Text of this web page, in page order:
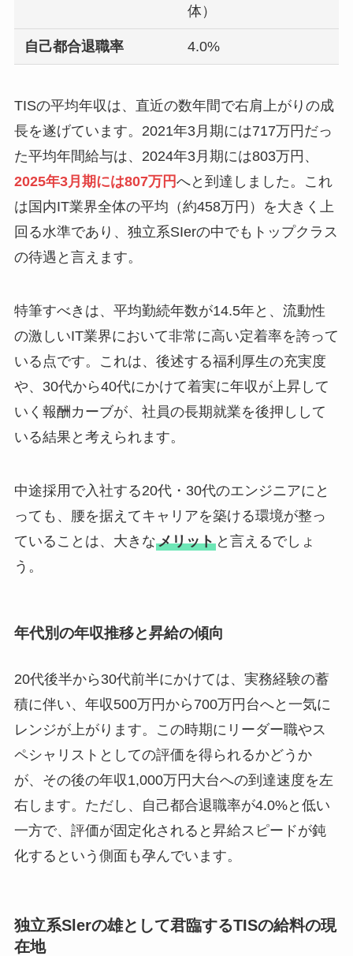
体）
自己都合退職率 4.0%
TISの平均年収は、直近の数年間で右肩上がりの成
長を遂げています。2021年3月期には717万円だっ
た平均年間給与は、2024年3月期には803万円、
2025年3月期には807万円へと到達しました。これ
は国内IT業界全体の平均（約458万円）を大きく上
回る水準であり、独立系SIerの中でもトップクラス
の待遇と言えます。
特筆すべきは、平均勤続年数が14.5年と、流動性
の激しいIT業界において非常に高い定着率を誇って
いる点です。これは、後述する福利厚生の充実度
や、30代から40代にかけて着実に年収が上昇して
いく報酬カーブが、社員の長期就業を後押しして
いる結果と考えられます。
中途採用で入社する20代・30代のエンジニアにと
っても、腰を据えてキャリアを築ける環境が整っ
ていることは、大きなメリットと言えるでしょ
う。
年代別の年収推移と昇給の傾向
20代後半から30代前半にかけては、実務経験の蓄
積に伴い、年収500万円から700万円台へと一気に
レンジが上がります。この時期にリーダー職やス
ペシャリストとしての評価を得られるかどうか
が、その後の年収1,000万円大台への到達速度を左
右します。ただし、自己都合退職率が4.0%と低い
一方で、評価が固定化されると昇給スピードが鈍
化するという側面も孕んでいます。
独立系Slerの雄として君臨するTISの給料の現
在地